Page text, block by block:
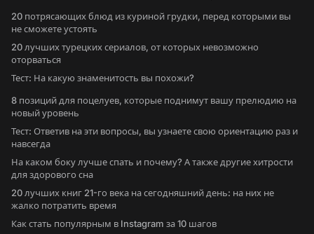
20 потрясающих блюд из куриной грудки, перед которыми вы
не сможете устоять
20 лучших турецких сериалов, от которых невозможно
оторваться
Тест: На какую знаменитость вы похожи?
8 позиций для поцелуев, которые поднимут вашу прелюдию на
новый уровень
Тест: Ответив на эти вопросы, вы узнаете свою ориентацию раз и
навсегда
На каком боку лучше спать и почему? А также другие хитрости
для здорового сна
20 лучших книг 21-го века на сегодняшний день: на них не
жалко потратить время
Как стать популярным в Instagram за 10 шагов